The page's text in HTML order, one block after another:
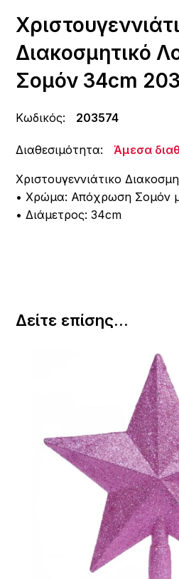
Διακοσμητικό
Σομόν 34cm
Κωδικός: 203574
Διαθεσιμότητα: Άμεσα
Χριστουγεννιάτικο
• Χρώμα: Απόχρωση Σομόν
• Διάμετρος: 34cm
Δείτε επίσης...